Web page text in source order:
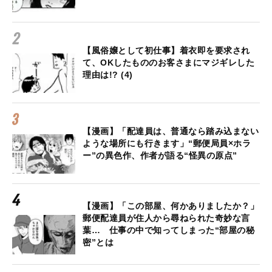
【風俗嬢として初仕事】着衣即を要求され
て、OKしたもののお客さまにマジギレした
理由は!? (4)
【漫画】「配達員は、普通なら踏み込まない
ような場所にも行きます」“郵便局員×ホラ
ー”の異色作、作者が語る“怪異の原点”
【漫画】「この部屋、何かありましたか？」
郵便配達員が住人から尋ねられた奇妙な言
葉… 仕事の中で知ってしまった“部屋の秘
密”とは